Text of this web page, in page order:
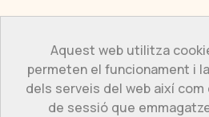
Aquest web utilitza
permeten el funcionament i
dels serveis del web així
de sessió que